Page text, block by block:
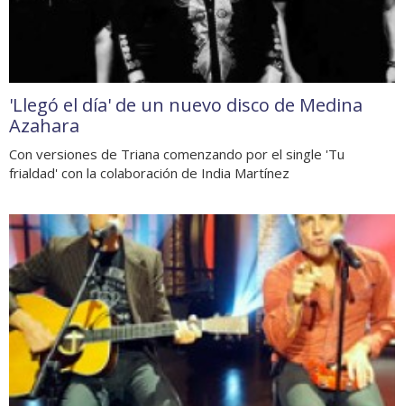
'Llegó el día' de un nuevo disco de Medina
Azahara
Con versiones de Triana comenzando por el single 'Tu
frialdad' con la colaboración de India Martínez